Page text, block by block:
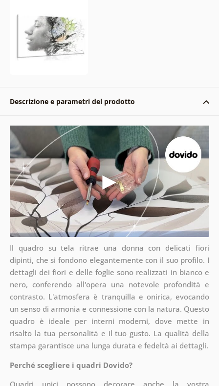
Descrizione e parametri del prodotto
Il quadro su tela ritrae una donna con delicati fiori
dipinti, che si fondono elegantemente con il suo profilo. I
dettagli dei fiori e delle foglie sono realizzati in bianco e
nero, conferendo all'opera una notevole profondità e
contrasto. L'atmosfera è tranquilla e onirica, evocando
un senso di armonia e connessione con la natura. Questo
quadro è ideale per interni moderni, dove mette in
risalto la tua personalità e il tuo gusto. La qualità della
stampa garantisce una lunga durata e fedeltà ai dettagli.
Perché scegliere i quadri Dovido?